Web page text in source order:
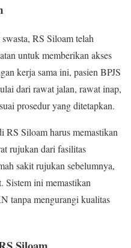
RS Siloam telah
untuk memberikan akses
kerja sama ini, pasien BPJS
dari rawat jalan, rawat inap,
prosedur yang ditetapkan.
RS Siloam harus memastikan
rujukan dari fasilitas
sakit rujukan sebelumnya,
Sistem ini memastikan
tanpa mengurangi kualitas